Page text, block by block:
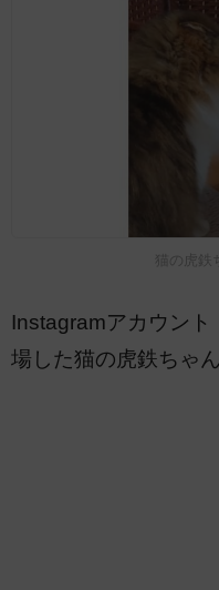
猫の虎鉄
Instagramアカウン
場した猫の虎鉄ちゃ